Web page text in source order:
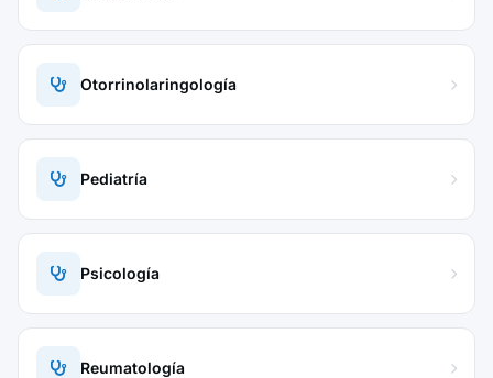
Otorrinolaringología
Pediatría
Psicología
Reumatología